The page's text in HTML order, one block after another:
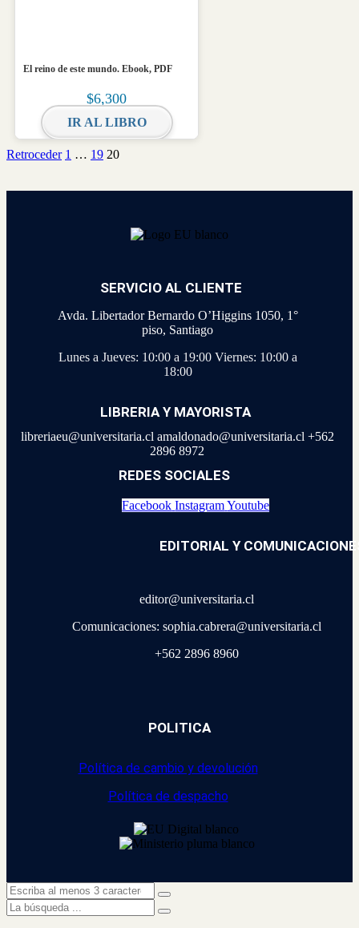
El reino de este mundo. Ebook, PDF
$6,300
IR AL LIBRO
Retroceder 1 … 19 20
SERVICIO AL CLIENTE
Avda. Libertador Bernardo O’Higgins 1050, 1°
piso, Santiago
Lunes a Jueves: 10:00 a 19:00 Viernes: 10:00 a
18:00
LIBRERIA Y MAYORISTA
libreriaeu@universitaria.cl amaldonado@universitaria.cl +562
2896 8972
REDES SOCIALES
Facebook InstagramYoutube
EDITORIAL Y
editor@universitaria.cl
Comunicaciones: sophia.cabrera@universitaria.cl
+562 2896 8960
POLITICA
Política de cambio y devolución
Política de despacho